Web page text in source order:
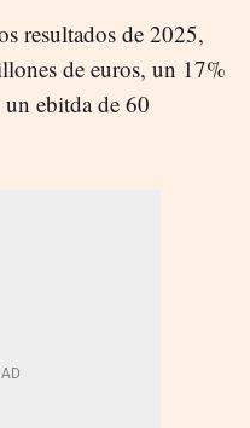
resultados de 2025,
de euros, un 17%
ebitda de 60